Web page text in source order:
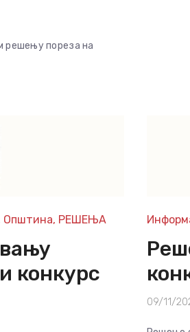
решењу пореза на
Општина, РЕШЕЊА
конкурс
09/11/